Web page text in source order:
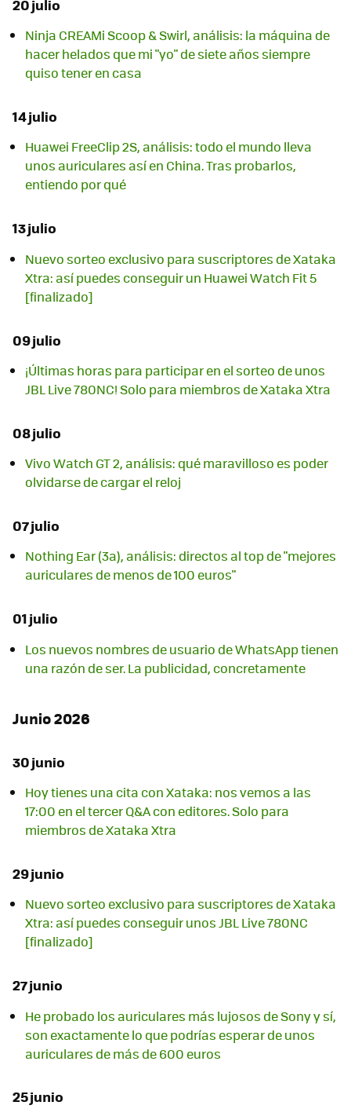
20 julio
Ninja CREAMi Scoop & Swirl, análisis: la máquina de
hacer helados que mi "yo" de siete años siempre
quiso tener en casa
14 julio
Huawei FreeClip 2S, análisis: todo el mundo lleva
unos auriculares así en China. Tras probarlos,
entiendo por qué
13 julio
Nuevo sorteo exclusivo para suscriptores de Xataka
Xtra: así puedes conseguir un Huawei Watch Fit 5
[finalizado]
09 julio
¡Últimas horas para participar en el sorteo de unos
JBL Live 780NC! Solo para miembros de Xataka Xtra
08 julio
Vivo Watch GT 2, análisis: qué maravilloso es poder
olvidarse de cargar el reloj
07 julio
Nothing Ear (3a), análisis: directos al top de "mejores
auriculares de menos de 100 euros"
01 julio
Los nuevos nombres de usuario de WhatsApp tienen
una razón de ser. La publicidad, concretamente
Junio 2026
30 junio
Hoy tienes una cita con Xataka: nos vemos a las
17:00 en el tercer Q&A con editores. Solo para
miembros de Xataka Xtra
29 junio
Nuevo sorteo exclusivo para suscriptores de Xataka
Xtra: así puedes conseguir unos JBL Live 780NC
[finalizado]
27 junio
He probado los auriculares más lujosos de Sony y sí,
son exactamente lo que podrías esperar de unos
auriculares de más de 600 euros
25 junio